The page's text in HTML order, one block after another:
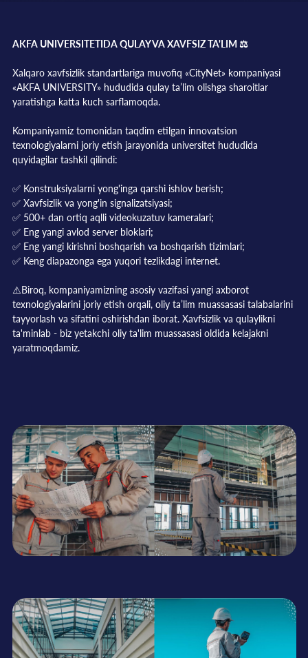
AKFA UNIVERSITETIDA QULAY VA XAVFSIZ TA'LIM ⚖️
Xalqaro xavfsizlik standartlariga muvofiq «CityNet» kompaniyasi
«AKFA UNIVERSITY» hududida qulay ta’lim olishga sharoitlar
yaratishga katta kuch sarflamoqda.
Kompaniyamiz tomonidan taqdim etilgan innovatsion
texnologiyalarni joriy etish jarayonida universitet hududida
quyidagilar tashkil qilindi:
✅ Konstruksiyalarni yong'inga qarshi ishlov berish;
✅ Xavfsizlik va yong'in signalizatsiyasi;
✅ 500+ dan ortiq aqlli videokuzatuv kameralari;
✅ Eng yangi avlod server bloklari;
✅ Eng yangi kirishni boshqarish va boshqarish tizimlari;
✅ Keng diapazonga ega yuqori tezlikdagi internet.
⚠️Biroq, kompaniyamizning asosiy vazifasi yangi axborot
texnologiyalarini joriy etish orqali, oliy ta’lim muassasasi talabalarini
tayyorlash va sifatini oshirishdan iborat. Xavfsizlik va qulaylikni
ta'minlab - biz yetakchi oliy ta'lim muassasasi oldida kelajakni
yaratmoqdamiz.